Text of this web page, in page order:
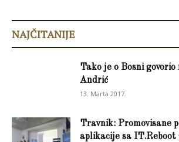
NAJČITANIJE
Tako je o Bosni govorio
Andrić
13. Marta 2017.
Travnik: Promovisane
aplikacije sa IT.Reboot